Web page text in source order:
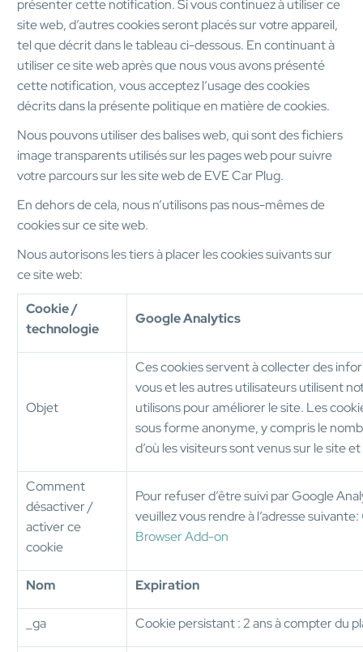
présenter cette notification. Si vous continuez à utiliser ce
site web, d’autres cookies seront placés sur votre appareil,
tel que décrit dans le tableau ci-dessous. En continuant à
utiliser ce site web après que nous vous avons présenté
cette notification, vous acceptez l’usage des cookies
décrits dans la présente politique en matière de cookies.
Nous pouvons utiliser des balises web, qui sont des fichiers
image transparents utilisés sur les pages web pour suivre
votre parcours sur les site web de EVE Car Plug.
En dehors de cela, nous n’utilisons pas nous-mêmes de
cookies sur ce site web.
Nous autorisons les tiers à placer les cookies suivants sur
ce site web:
Cookie /
technologie
Google Analytics
Objet
Ces cookies servent à collecter des
vous et les autres utilisateurs utilisent
utilisons pour améliorer le site. Les
sous forme anonyme, y compris le
d’où les visiteurs sont venus sur le site
Comment
désactiver /
activer ce
cookie
Pour refuser d’être suivi par Google
veuillez vous rendre à l’adresse suivante:
Browser Add-on
Nom Expiration
_ga Cookie persistant : 2 ans à compter du